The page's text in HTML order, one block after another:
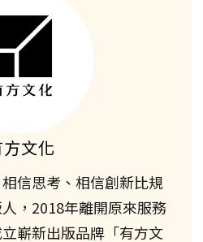
文化
信思考、相信創新比規
，2018年離開原來服務
嶄新出版品牌「有方文